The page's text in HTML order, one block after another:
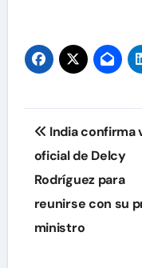
de
entradas
India confirma
oficial de Delcy
Rodríguez para
reunirse con su
ministro